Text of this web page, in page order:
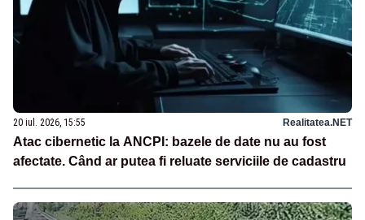
20 iul. 2026, 15:55 Realitatea.NET
Atac cibernetic la ANCPI: bazele de date nu au fost
afectate. Când ar putea fi reluate serviciile de cadastru